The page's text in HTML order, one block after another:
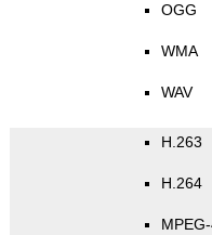
OGG
WMA
WAV
H.263
H.264